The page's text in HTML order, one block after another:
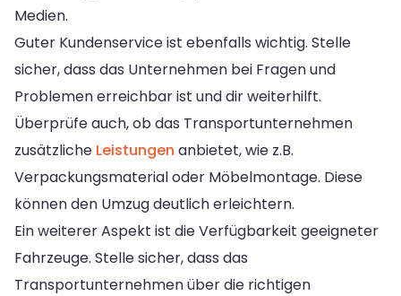
Medien.
Guter Kundenservice ist ebenfalls wichtig. Stelle
sicher, dass das Unternehmen bei Fragen und
Problemen erreichbar ist und dir weiterhilft.
Überprüfe auch, ob das Transportunternehmen
zusätzliche Leistungen anbietet, wie z.B.
Verpackungsmaterial oder Möbelmontage. Diese
können den Umzug deutlich erleichtern.
Ein weiterer Aspekt ist die Verfügbarkeit geeigneter
Fahrzeuge. Stelle sicher, dass das
Transportunternehmen über die richtigen